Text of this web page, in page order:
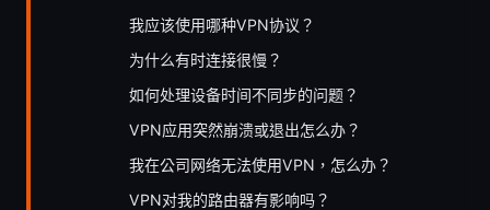
我应该使用哪种VPN协议？
为什么有时连接很慢？
如何处理设备时间不同步的问题？
VPN应用突然崩溃或退出怎么办？
我在公司网络无法使用VPN，怎么办？
VPN对我的路由器有影响吗？